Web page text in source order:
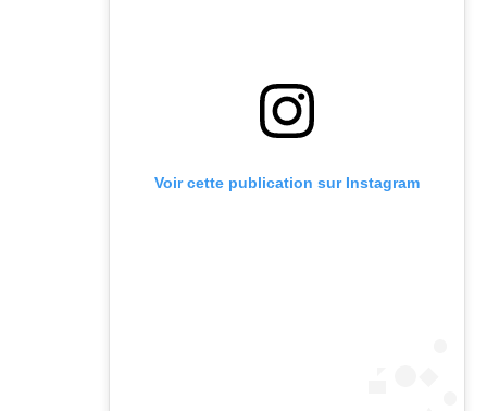
Voir cette publication sur Instagram